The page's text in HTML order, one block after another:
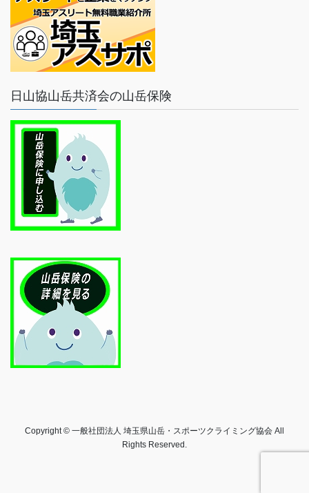
日山協山岳共済会の山岳保険
Copyright © 一般社団法人 埼玉県山岳・スポーツクライミング協会 All
Rights Reserved.